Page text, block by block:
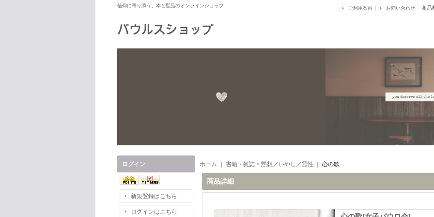
信仰に寄り添う、本と聖品のオンラインショップ ご利用案内 ｜ お問い合わせ 商品
ログイン
新規登録はこちら
ログインはこちら
ホーム 書籍・雑誌 > 黙想／いやし／霊性 心の歌
商品詳細